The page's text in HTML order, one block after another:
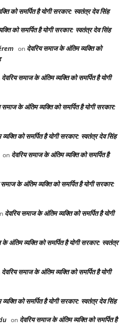
को समर्पित है योगी सरकार: स्वतंत्र देव सिंह
को समर्पित है योगी सरकार: स्वतंत्र देव सिंह
on देवरिय समाज के अंतिम व्यक्ति को
देवरिय समाज के अंतिम व्यक्ति को समर्पित है योगी
समाज के अंतिम व्यक्ति को समर्पित है योगी सरकार:
को समर्पित है योगी सरकार: स्वतंत्र देव सिंह
on देवरिय समाज के अंतिम व्यक्ति को समर्पित है
के अंतिम व्यक्ति को समर्पित है योगी सरकार:
देवरिय समाज के अंतिम व्यक्ति को समर्पित है योगी
अंतिम व्यक्ति को समर्पित है योगी सरकार: स्वतंत्र
देवरिय समाज के अंतिम व्यक्ति को समर्पित है योगी
को समर्पित है योगी सरकार: स्वतंत्र देव सिंह
on देवरिय समाज के अंतिम व्यक्ति को समर्पित है